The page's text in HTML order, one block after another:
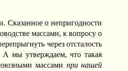
Сказанное о непригодности
массами, к вопросу о
через отсталость
мы утверждаем, что такая
массами при нашей